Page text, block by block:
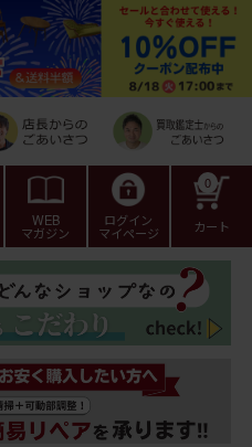
WEB
マガジン
ログイン
マイページ カート
0